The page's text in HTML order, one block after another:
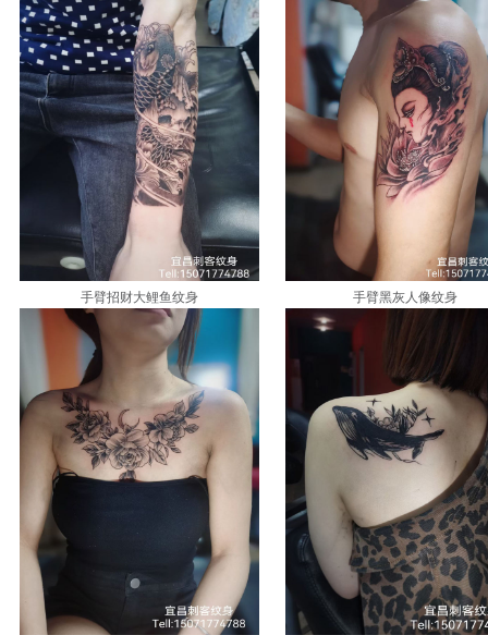
手臂招财大鲤鱼纹身 手臂黑灰人像纹身